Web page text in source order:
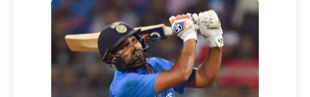
অব্যাহত
উদ্ধার
কাজ,
মৃত্যের
সংখ্যা
বেড়ে